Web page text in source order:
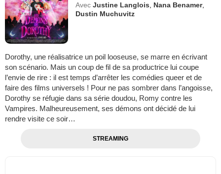
Avec Justine Langlois Nana Benamer,
Dustin Muchuvitz
Dorothy, une réalisatrice un poil looseuse, se marre en écrivant
son scénario. Mais un coup de fil de sa productrice lui coupe
l’envie de rire : il est temps d’arrêter les comédies queer et de
faire des films universels ! Pour ne pas sombrer dans l’angoisse,
Dorothy se réfugie dans sa série doudou, Romy contre les
Vampires. Malheureusement, ses démons ont décidé de lui
rendre visite ce soir…
STREAMING